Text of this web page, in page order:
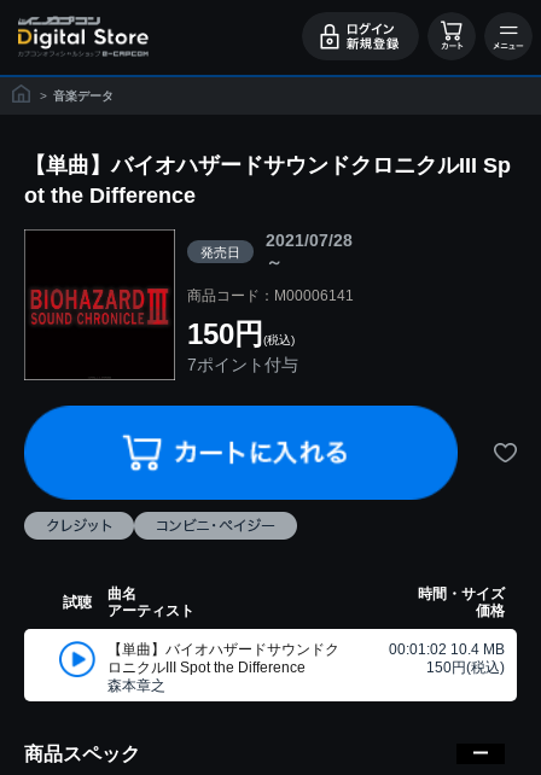
> 音楽データ
【単曲】バイオハザードサウンドクロニクルIII Sp
ot the Difference
発売日
2021/07/28
～
商品コード：M00006141
150円 (税込)
7ポイント付与
試聴
曲名
アーティスト
時間・サイズ
価格
【単曲】バイオハザードサウンドク
ロニクルIII Spot the Difference
森本章之
00:01:02 10.4 MB
150円(税込)
商品スペック